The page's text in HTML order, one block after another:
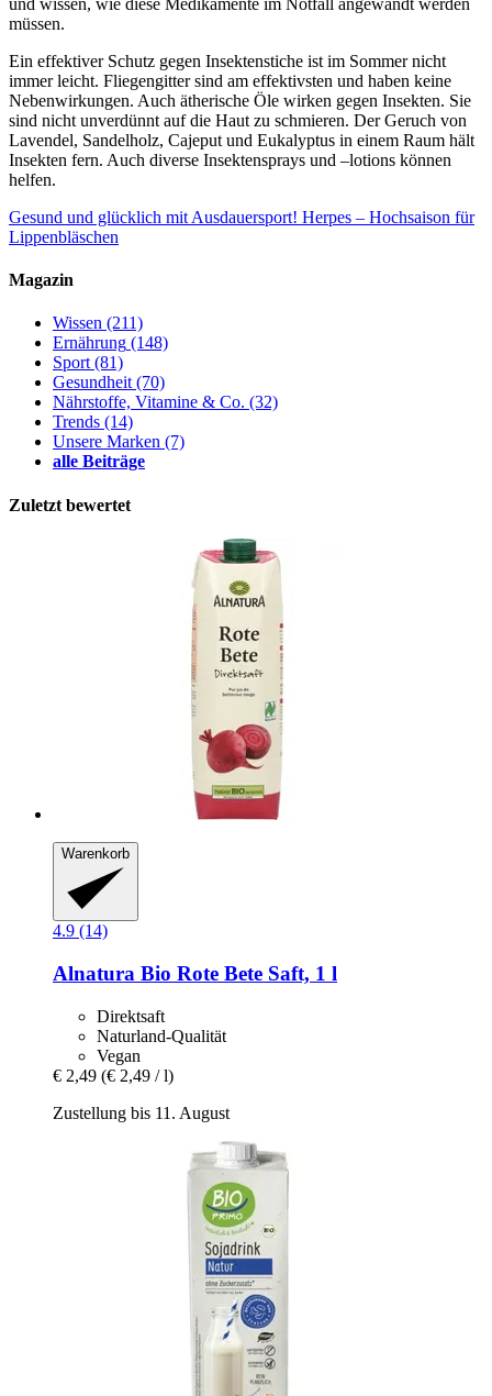
müssen.
Ein effektiver Schutz gegen Insektenstiche ist im Sommer nicht
immer leicht. Fliegengitter sind am effektivsten und haben keine
Nebenwirkungen. Auch ätherische Öle wirken gegen Insekten. Sie
sind nicht unverdünnt auf die Haut zu schmieren. Der Geruch von
Lavendel, Sandelholz, Cajeput und Eukalyptus in einem Raum hält
Insekten fern. Auch diverse Insektensprays und –lotions können
helfen.
Gesund und glücklich mit Ausdauersport! Herpes – Hochsaison für
Lippenbläschen
Magazin
Wissen (211)
Ernährung (148)
Sport(81)
Gesundheit(70)
Nährstoffe, Vitamine & Co. (32)
Trends (14)
Unsere Marken (7)
alle Beiträge
Zuletzt bewertet
Warenkorb
4.9 (14)
Alnatura Bio Rote Bete Saft, 1 l
Direktsaft
Naturland-Qualität
Vegan
€ 2,49 (€ 2,49 / l)
Zustellung bis 11. August